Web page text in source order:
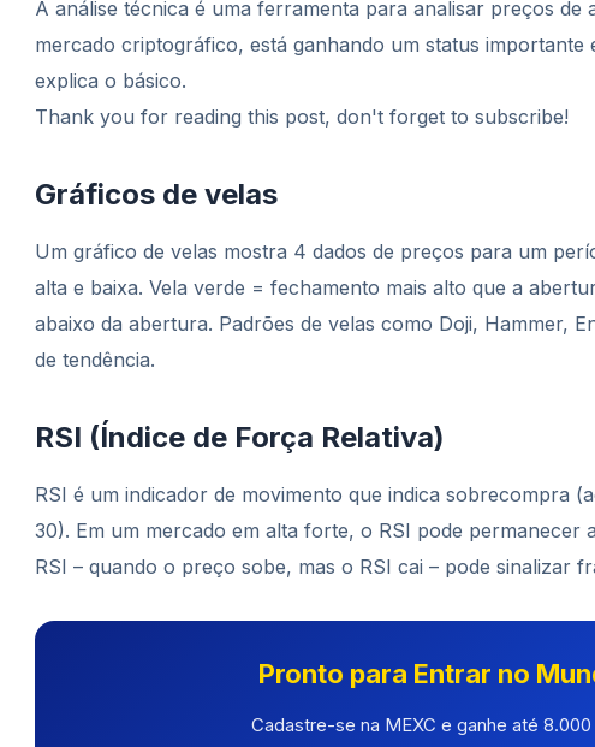
A análise técnica é uma ferramenta para analisar preços de
mercado criptográfico, está ganhando um status importante
explica o básico.
Thank you for reading this post, don't forget to subscribe!
Gráficos de velas
Um gráfico de velas mostra 4 dados de preços para um
alta e baixa. Vela verde = fechamento mais alto que a
abaixo da abertura. Padrões de velas como Doji, Hammer,
de tendência.
RSI (Índice de Força Relativa)
RSI é um indicador de movimento que indica sobrecompra
30). Em um mercado em alta forte, o RSI pode permanecer
RSI – quando o preço sobe, mas o RSI cai – pode sinalizar
Pronto para Entrar no
Cadastre-se na MEXC e ganhe até